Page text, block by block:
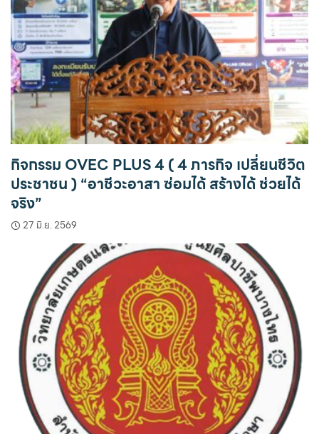
กิจกรรม OVEC PLUS 4 ( 4 ภารกิจ เปลี่ยนชีวิต
ประชาชน ) “อาชีวะอาสา ซ่อมได้ สร้างได้ ช่วยได้
จริง”
27 มิ.ย. 2569